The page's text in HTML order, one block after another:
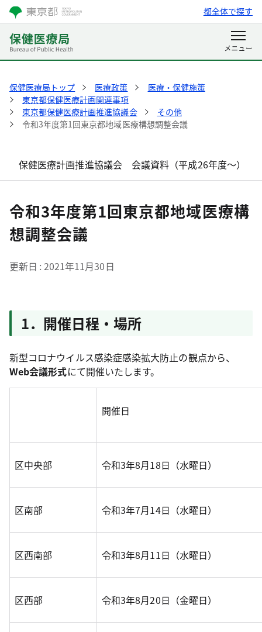
都全体で探す
保健医療局トップ 医療政策
医療・保健施策
東京都保健医療計画関連事項
東京都保健医療計画推進協議会
その他
令和3年度第1回東京都地域医療構想調整会議
保健医療計画推進協議会 会議資料（平成26年度～）
令和3年度第1回東京都地域医療構
想調整会議
更新日 2021年11月30日
1．開催日程・場所
新型コロナウイルス感染症感染拡大防止の観点から、
Web会議形式にて開催いたします。
開催日
区中央部 令和3年8月18日（水曜日）
区南部 令和3年7月14日（水曜日）
区西南部 令和3年8月11日（水曜日）
区西部 令和3年8月20日（金曜日）